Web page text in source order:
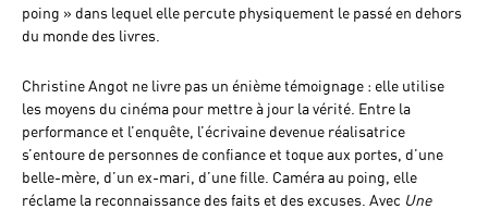
poing » dans lequel elle percute physiquement le passé en dehors
du monde des livres.
Christine Angot ne livre pas un énième témoignage : elle utilise
les moyens du cinéma pour mettre à jour la vérité. Entre la
performance et l’enquête, l’écrivaine devenue réalisatrice
s’entoure de personnes de confiance et toque aux portes, d’une
belle-mère, d’un ex-mari, d’une fille. Caméra au poing, elle
réclame la reconnaissance des faits et des excuses. Avec Une